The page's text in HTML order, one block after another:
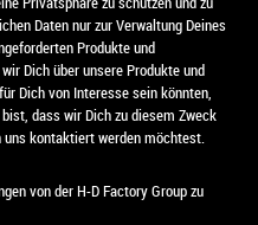
Daten nur zur Verwaltung Deines
Produkte und
Dich über unsere Produkte und
Dich von Interesse sein könnten,
dass wir Dich zu diesem Zweck
kontaktiert werden möchtest.
von der H-D Factory Group zu